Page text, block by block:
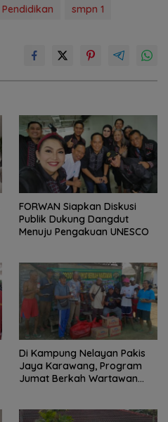
Pendidikan smpn 1
FORWAN Siapkan Diskusi
Publik Dukung Dangdut
Menuju Pengakuan UNESCO
Di Kampung Nelayan Pakis
Jaya Karawang, Program
Jumat Berkah Wartawan